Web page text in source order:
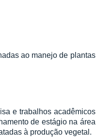
ao manejo de plantas
e trabalhos acadêmicos
de estágio na área
à produção vegetal.